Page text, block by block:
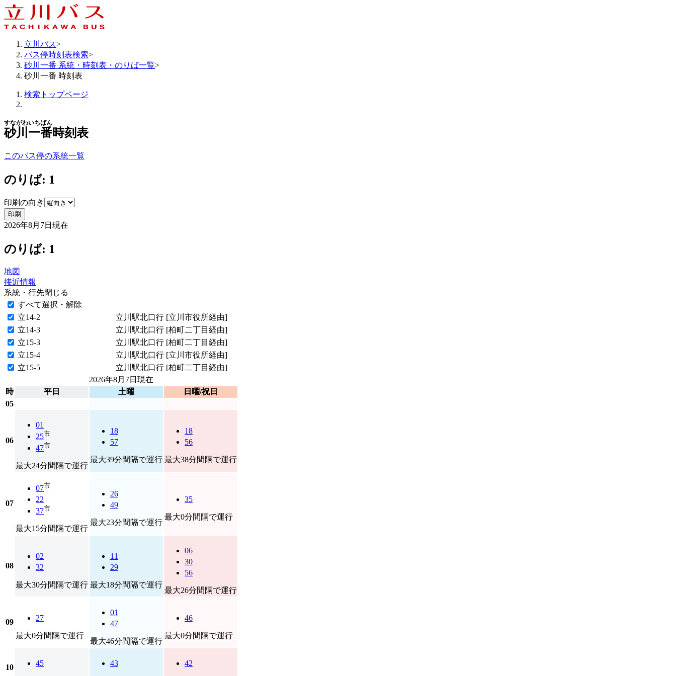
立川バス>
バス停時刻表検索>
砂川一番 系統・時刻表・のりば一覧>
砂川一番 時刻表
検索トップページ
砂川一番
すながわいちばん
時刻表
このバス停の系統一覧
のりば: 1
印刷の向き
印刷
2026年8月7日 現在
のりば: 1
地図
接近情報
系統・行先閉じる
すべて選択・解除
立14-2
立川駅北口行 [立川市役所経由]
立14-3
立川駅北口行 [柏町二丁目経由]
立15-3
立川駅北口行 [柏町二丁目経由]
立15-4
立川駅北口行 [立川市役所経由]
立15-5
立川駅北口行 [柏町二丁目経由]
2026年8月7日 現在
時
平日 土曜
日曜/祝日
05
06
01
25市
47市
最大24分間隔で運行
18
57
最大39分間隔で運行
18
56
最大38分間隔で運行
07
07市
22
37市
最大15分間隔で運行
26
49
最大23分間隔で運行
35
最大0分間隔で運行
08
02
32
最大30分間隔で運行
11
29
最大18分間隔で運行
06
30
56
最大26分間隔で運行
09 27
最大0分間隔で運行
01
47
最大46分間隔で運行
46
最大0分間隔で運行
10 45 43 42